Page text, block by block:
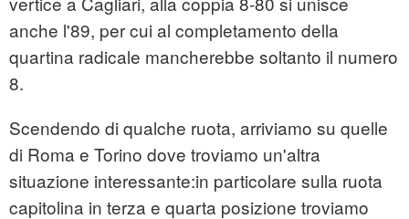
anche l'89, per cui al completamento della
quartina radicale mancherebbe soltanto il numero
8.
Scendendo di qualche ruota, arriviamo su quelle
di Roma e Torino dove troviamo un'altra
situazione interessante:in particolare sulla ruota
capitolina in terza e quarta posizione troviamo